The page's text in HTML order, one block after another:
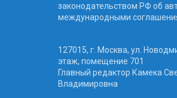
законодательством РФ об
международными
127015, г. Москва, ул.
этаж, помещение 701
Главный редактор Камека
Владимировна